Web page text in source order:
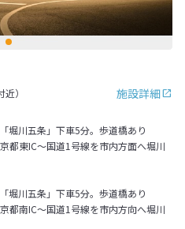
施設詳細
）
堀川五条」下車5分。歩道橋あり
都東IC～国道1号線を市内方面へ堀川
堀川五条」下車5分。歩道橋あり
都南IC～国道1号線を市内方向へ堀川